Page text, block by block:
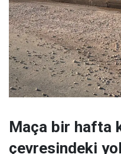
Maça bir hafta
çevresindeki